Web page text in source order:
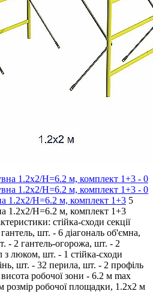
1.2х2/Н=6.2 м, комплект 1+3 5
1.2х2/Н=6.2 м, комплект 1+3
стійка-сходи секції
шт. - 6 діагональ об'ємна,
- 2 гантель-огорожа, шт. - 2
з люком, шт. - 1 стійка-сходи
шт. - 32 перила, шт. - 2 профіль
робочої зони - 6.2 м max
розмір робочої площадки, 1.2х2 м